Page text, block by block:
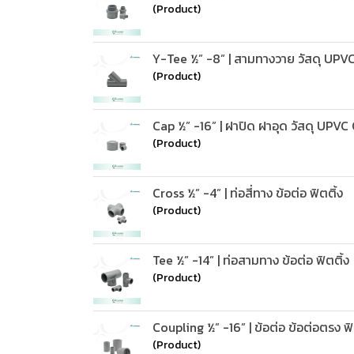
(Product)
Y-Tee ½” -8” | สามทางวาย วัสดุ
(Product)
Cap ½” -16” | ฝาปิด ฝาอุด วัสดุ UPVC
(Product)
Cross ½” -4” | ท่อสี่ทาง ข้อต่อ ฟิตติ้ง
(Product)
Tee ½” -14” | ท่อสามทาง ข้อต่อ ฟิตติ้ง
(Product)
Coupling ½” -16” | ข้อต่อ ข้อต่อตรง
(Product)